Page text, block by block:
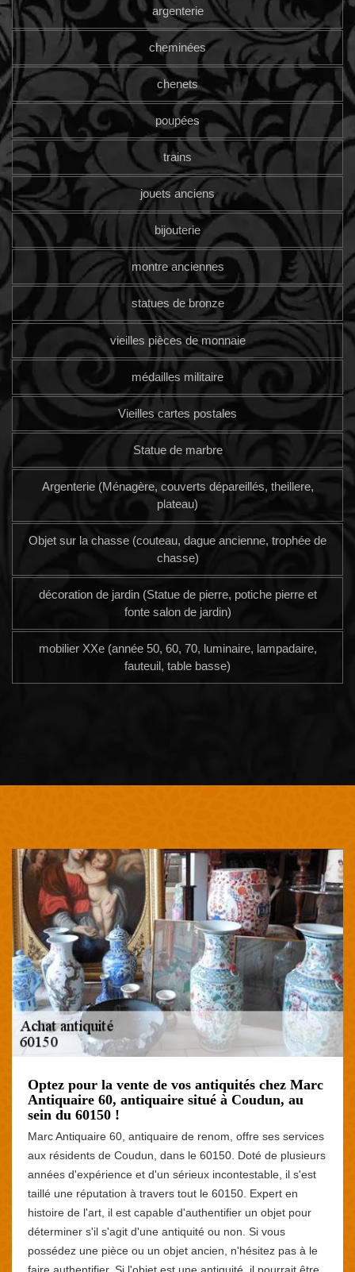
argenterie
cheminées
chenets
poupées
trains
jouets anciens
bijouterie
montre anciennes
statues de bronze
vieilles pièces de monnaie
médailles militaire
Vieilles cartes postales
Statue de marbre
Argenterie (Ménagère, couverts dépareillés, theillere,
plateau)
Objet sur la chasse (couteau, dague ancienne, trophée de
chasse)
décoration de jardin (Statue de pierre, potiche pierre et
fonte salon de jardin)
mobilier XXe (année 50, 60, 70, luminaire, lampadaire,
fauteuil, table basse)
Optez pour la vente de vos antiquités chez Marc
Antiquaire 60, antiquaire situé à Coudun, au
sein du 60150 !
Marc Antiquaire 60, antiquaire de renom, offre ses services
aux résidents de Coudun, dans le 60150. Doté de plusieurs
années d'expérience et d'un sérieux incontestable, il s'est
taillé une réputation à travers tout le 60150. Expert en
histoire de l'art, il est capable d'authentifier un objet pour
déterminer s'il s'agit d'une antiquité ou non. Si vous
possédez une pièce ou un objet ancien, n'hésitez pas à le